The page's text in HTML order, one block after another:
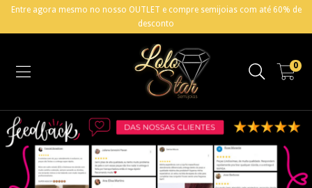
Entre agora mesmo no nosso OUTLET e compre semijoias com até 60% de
desconto
0